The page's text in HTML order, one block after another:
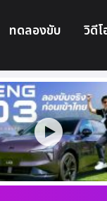
ทดลองขับ วิดีโ